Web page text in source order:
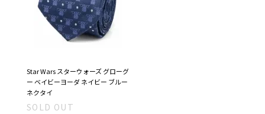
Star Wars スターウォーズ グローグ
ー ベイビーヨーダ ネイビー ブルー
ネクタイ
SOLD OUT